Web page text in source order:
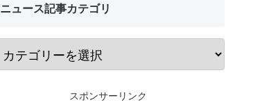
ニュース記事カテゴリ
スポンサーリンク